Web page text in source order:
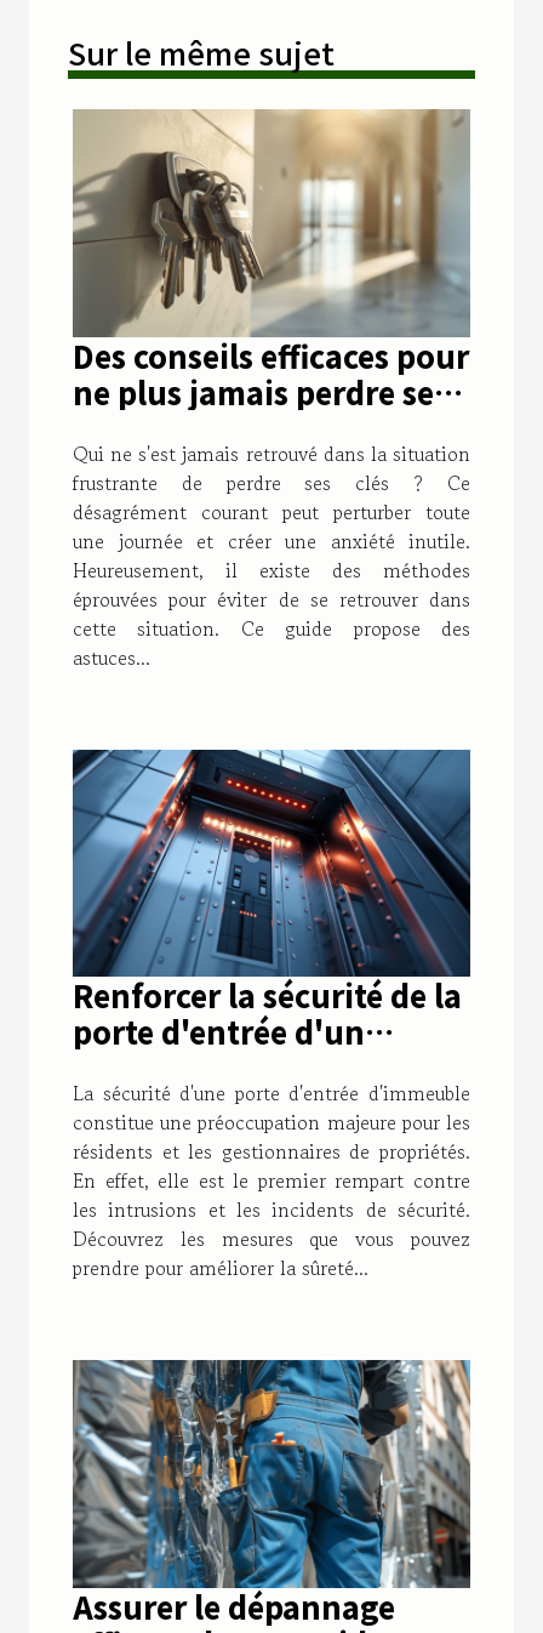
Sur le même sujet
Des conseils efficaces pour
ne plus jamais perdre ses
Qui ne s'est jamais retrouvé dans la situation
frustrante de perdre ses clés ? Ce
désagrément courant peut perturber toute
une journée et créer une anxiété inutile.
Heureusement, il existe des méthodes
éprouvées pour éviter de se retrouver dans
cette situation. Ce guide propose des
astuces...
Renforcer la sécurité de la
porte d'entrée d'un
pratiques et
indispensables
La sécurité d'une porte d'entrée d'immeuble
constitue une préoccupation majeure pour les
résidents et les gestionnaires de propriétés.
En effet, elle est le premier rempart contre
les intrusions et les incidents de sécurité.
Découvrez les mesures que vous pouvez
prendre pour améliorer la sûreté...
Assurer le dépannage